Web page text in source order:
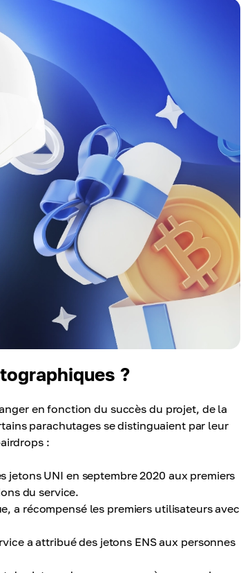
?
en fonction du succès du projet, de la
parachutages se distinguaient par leur
:
jetons UNI en septembre 2020 aux premiers
du service.
a récompensé les premiers utilisateurs avec
a attribué des jetons ENS aux personnes